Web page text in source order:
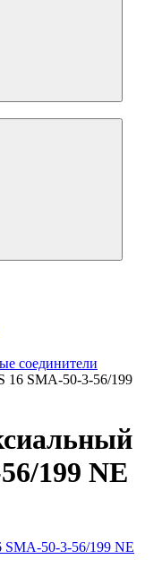
соединители
16 SMA-50-3-56/199
199 NE